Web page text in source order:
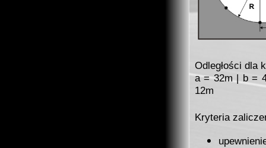
Odległości dla
a = 32m | b =
12m
Kryteria